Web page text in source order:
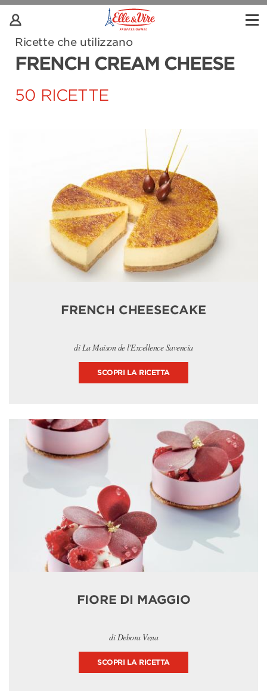
Ricette che utilizzano
FRENCH CREAM CHEESE
50 RICETTE
FRENCH CHEESECAKE
di La Maison de l'Excellence Savencia
SCOPRI LA RICETTA
FIORE DI MAGGIO
di Debora Vena
SCOPRI LA RICETTA